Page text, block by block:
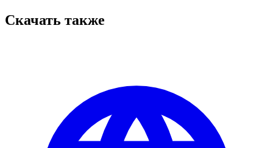
Скачать также